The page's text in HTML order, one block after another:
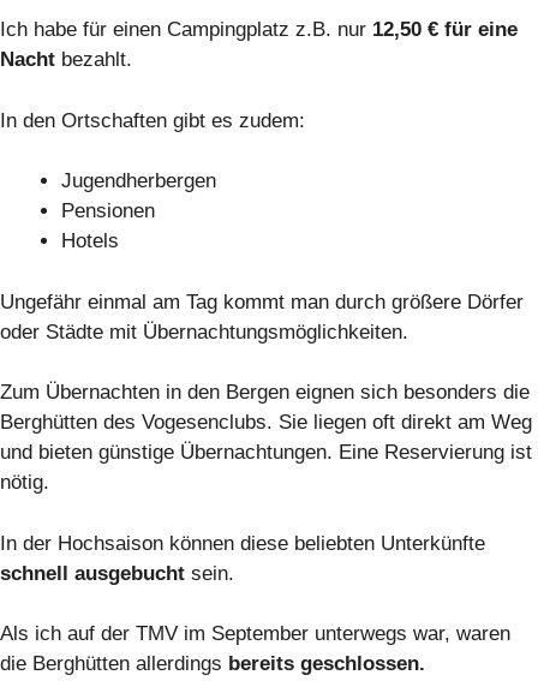
Ich habe für einen Campingplatz z.B. nur 12,50 € für eine
Nacht bezahlt.
In den Ortschaften gibt es zudem:
Jugendherbergen
Pensionen
Hotels
Ungefähr einmal am Tag kommt man durch größere Dörfer
oder Städte mit Übernachtungsmöglichkeiten.
Zum Übernachten in den Bergen eignen sich besonders die
Berghütten des Vogesenclubs. Sie liegen oft direkt am Weg
und bieten günstige Übernachtungen. Eine Reservierung ist
nötig.
In der Hochsaison können diese beliebten Unterkünfte
schnell ausgebucht sein.
Als ich auf der TMV im September unterwegs war, waren
die Berghütten allerdings bereits geschlossen.